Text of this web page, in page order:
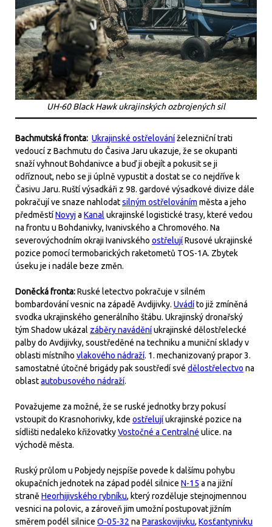
UH-60 Black Hawk ukrajinských ozbrojených sil
Bachmutská fronta: Ukrajinské ostřelováníželezniční trati
vedoucí z Bachmutu do Časiva Jaru ukazuje, že se okupanti
snaží vyhnout Bohdanivce a buď ji obejít a pokusit se ji
odříznout, nebo se ji úplně vypustit a dostat se co nejdříve k
Časivu Jaru. Ruští výsadkáři z 98. gardové výsadkové divize dále
pokračují ve snaze nahlodatsilným ostřelováním města a jeho
předměstíNovyja Kanal ukrajinské logistické trasy, které vedou
na frontu u Bohdanivky, Ivanivského a Chromového. Na
severovýchodním okraji Ivanivského ostřelujíRusové ukrajinské
pozice pomocí termobarických raketometů TOS-1A. Zbytek
úseku je i nadále beze změn.
Doněcká fronta:Ruské letectvo pokračuje v silném
bombardování vesnic na západě Avdijivky. Uvádíto již zmíněná
svodka ukrajinského generálního štábu. Ukrajinský dronařský
tým Shadow ukázal záběry naváděníukrajinské dělostřelecké
palby do Avdijivky, soustředěné na techniku a muniční sklady v
oblasti místního vlakového nádraží. 1. mechanizovaný prapor 3.
samostatné útočné brigády pak soustředí své dělostřelectvo na
oblastautobusového nádraží.
Považujeme za možné, že se ruské jednotky brzy pokusí
vstoupit do Krasnohorivky, kde ostřelujíukrajinské pozice na
sídlišti nedaleko křižovatkyVostočné a Centralné ulice. na
východě města.
Ruský průlom u Pobjedy nejspíše povede k dalšímu pohybu
okupačních jednotek na západ podél silnice N-15 a na jižní
straně Heorhijivského rybníku, který rozděluje stejnojmennou
vesnici na polovic, a zároveň jim umožní postupovat jižním
směrem podél silnice O-05-32 na Paraskovijivku, Kosťantynivku